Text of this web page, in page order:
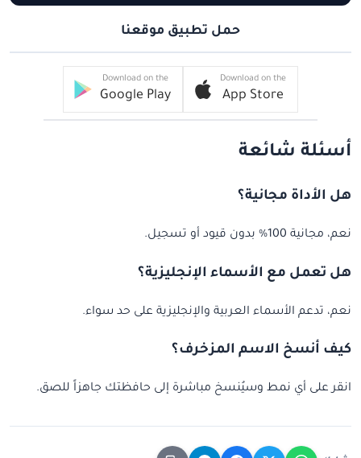
حمل تطبيق موقعنا
Download on the
App Store
Download on the
Google Play
أسئلة شائعة
هل الأداة مجانية؟
نعم، مجانية 100% بدون قيود أو تسجيل.
هل تعمل مع الأسماء الإنجليزية؟
نعم، تدعم الأسماء العربية والإنجليزية على حد سواء.
كيف أنسخ الاسم المزخرف؟
انقر على أي نمط وسيُنسخ مباشرة إلى حافظتك جاهزاً للصق.